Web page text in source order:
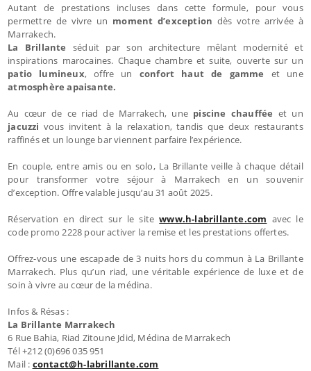
Autant de prestations incluses dans cette formule, pour vous
permettre de vivre un moment d’exception dès votre arrivée à
Marrakech.
La Brillante séduit par son architecture mêlant modernité et
inspirations marocaines. Chaque chambre et suite, ouverte sur un
patio lumineux, offre un confort haut de gamme et une
atmosphère apaisante.
Au cœur de ce riad de Marrakech, une piscine chauffée et un
jacuzzi vous invitent à la relaxation, tandis que deux restaurants
raffinés et un lounge bar viennent parfaire l’expérience.
En couple, entre amis ou en solo, La Brillante veille à chaque détail
pour transformer votre séjour à Marrakech en un souvenir
d’exception. Offre valable jusqu’au 31 août 2025.
Réservation en direct sur le sitewww.h-labrillante.com avec le
code promo 2228 pour activer la remise et les prestations offertes.
Offrez-vous une escapade de 3 nuits hors du commun à La Brillante
Marrakech. Plus qu’un riad, une véritable expérience de luxe et de
soin à vivre au cœur de la médina.
Infos & Résas :
La Brillante Marrakech
6 Rue Bahia, Riad Zitoune Jdid, Médina de Marrakech
Tél +212 (0)696 035 951
Mail : contact@h-labrillante.com